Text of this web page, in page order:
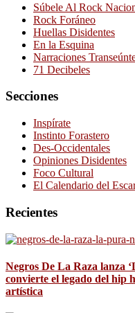
Súbele Al Rock
Rock Foráneo
Huellas Disidentes
En la Esquina
Narraciones
71 Decibeles
Secciones
Inspírate
Instinto Forastero
Des-Occidentales
Opiniones Disidentes
Foco Cultural
El Calendario del
Recientes
Negros De La Raza lanza
convierte el legado del hip
artística